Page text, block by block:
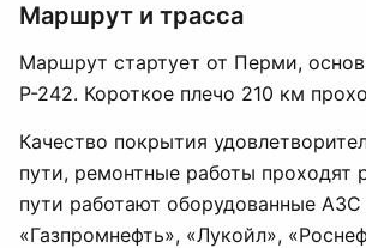
Маршрут и трасса
Маршрут стартует от Перми,
Р-242. Короткое плечо 210 км
Качество покрытия
пути, ремонтные работы проходят
пути работают оборудованные
«Газпромнефть», «Лукойл»,